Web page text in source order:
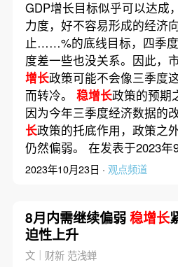
GDP增长目标似乎可以达成
力度，好不容易形成的经济
止……%的底线目标，四季
度差一些也没关系。因此，
增长政策可能不会像三季度
而转冷。 稳增长政策的预期
因为今年三季度经济数据的
长政策的托底作用，政策之
仍然偏弱。 在发表于2023
2023年10月23日 · 观点频道
8月内需继续偏弱稳增长
迫性上升
文｜财新 范浅蝉